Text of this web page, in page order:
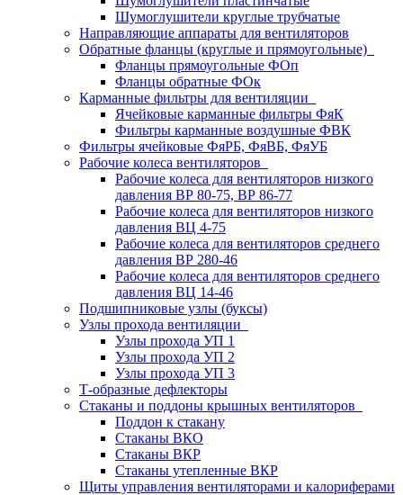
Шумоглушители круглые трубчатые
Направляющие аппараты для вентиляторов
Обратные фланцы (круглые и прямоугольные)
Фланцы прямоугольные ФОп
Фланцы обратные ФОк
Карманные фильтры для вентиляции
Ячейковые карманные фильтры ФяК
Фильтры карманные воздушные ФВК
Фильтры ячейковые ФяРБ, ФяВБ, ФяУБ
Рабочие колеса вентиляторов
Рабочие колеса для вентиляторов низкого
давления ВР 80-75, ВР 86-77
Рабочие колеса для вентиляторов низкого
давления ВЦ 4-75
Рабочие колеса для вентиляторов среднего
давления ВР 280-46
Рабочие колеса для вентиляторов среднего
давления ВЦ 14-46
Подшипниковые узлы (буксы)
Узлы прохода вентиляции
Узлы прохода УП 1
Узлы прохода УП 2
Узлы прохода УП 3
Т-образные дефлекторы
Стаканы и поддоны крышных вентиляторов
Поддон к стакану
Стаканы ВКО
Стаканы ВКР
Стаканы утепленные ВКР
Щиты управления вентиляторами и калориферами